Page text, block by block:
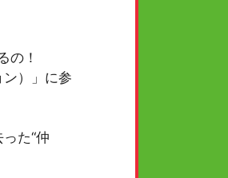
の！
）」に参
た“仲